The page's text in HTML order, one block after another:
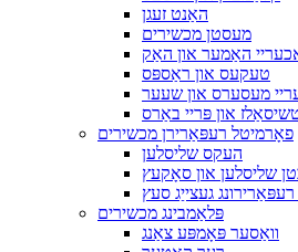
האַנט זעגן
מעסטן מכשירים
האַמער און האַק
טעקעס און ראַספּס
מעסערס און שעער
און פּריי באַרס
פאָרמיטל רעפּאַרירן מכשירים
העקס שליסלען
שליסלען און סאָקעץ
געצייַג סעץ
פּלאַמבינג מכשירים
וואַסער פּאָמפּע צאַנג